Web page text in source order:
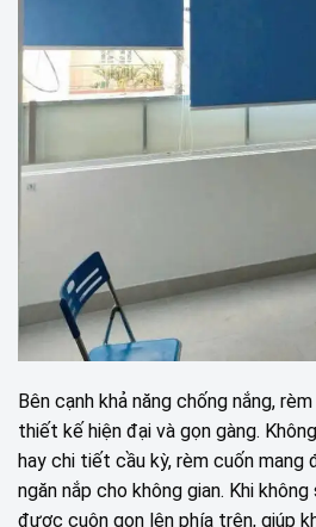
Bên cạnh khả năng chống nắng,
thiết kế hiện đại và gọn gàng.
hay chi tiết cầu kỳ, rèm cuốn mang
ngăn nắp cho không gian. Khi
được cuộn gọn lên phía trên, giúp